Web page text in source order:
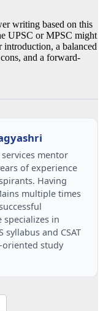
writing based on this
UPSC or MPSC might
introduction, a balanced
and a forward-
mentor
of experience
Having
multiple times
in
and CSAT
study